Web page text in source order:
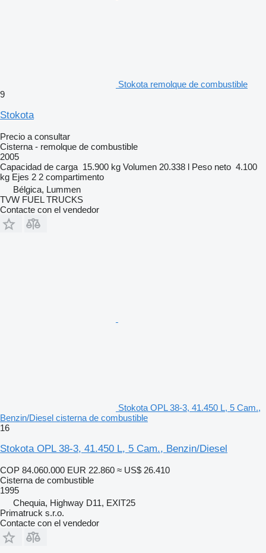
Stokota remolque de combustible
9
Stokota
Precio a consultar
Cisterna - remolque de combustible
2005
Capacidad de carga 15.900 kg Volumen 20.338 l Peso neto 4.100
kg Ejes 2 2 compartimento
Bélgica, Lummen
TVW FUEL TRUCKS
Contacte con el vendedor
Stokota OPL 38-3, 41.450 L, 5 Cam.,
Benzin/Diesel cisterna de combustible
16
Stokota OPL 38-3, 41.450 L, 5 Cam., Benzin/Diesel
COP 84.060.000 EUR 22.860 ≈ US$ 26.410
Cisterna de combustible
1995
Chequia, Highway D11, EXIT25
Primatruck s.r.o.
Contacte con el vendedor